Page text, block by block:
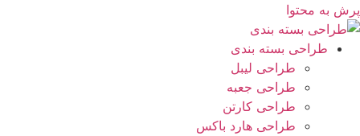
پرش به محتوا
طراحی بسته بندی
طراحی لیبل
طراحی جعبه
طراحی کارتن
طراحی هارد باکس